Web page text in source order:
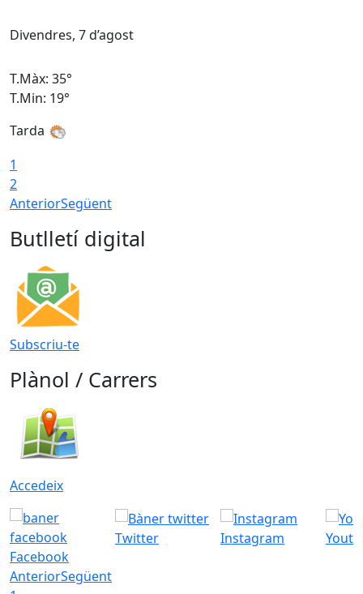
Divendres, 7 d’agost
T.Màx: 35°
T.Min: 19°
Tarda
1
2
AnteriorSegüent
Butlletí digital
Subscriu-te
Plànol / Carrers
Accedeix
Facebook
Twitter Instagram
AnteriorSegüent